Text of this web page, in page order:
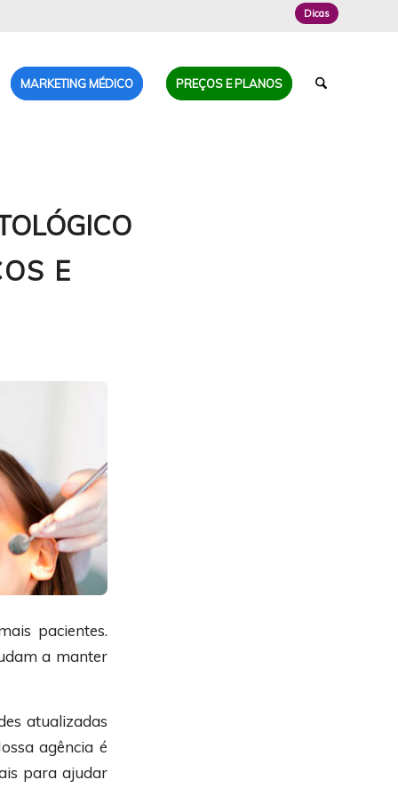
Dicas
MARKETING MÉDICO PREÇOS E PLANOS
E
pacientes.
a manter
atualizadas
agência é
para ajudar